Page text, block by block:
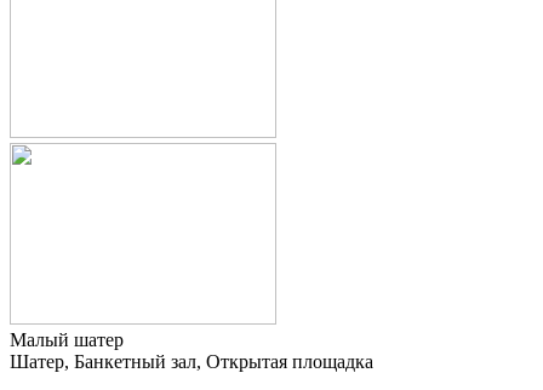
Малый шатер
Шатер, Банкетный зал, Открытая площадка